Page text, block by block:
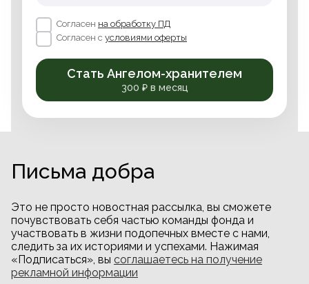
Согласен на обработку ПД
Согласен с условиями оферты
Стать Ангелом-хранителем
300 ₽ в месяц
Письма добра
Это не просто новостная рассылка, вы сможете
почувствовать себя частью команды фонда и
участвовать в жизни подопечных вместе с нами,
следить за их историями и успехами. Нажимая
«Подписаться», вы соглашаетесь на получение
рекламной информации